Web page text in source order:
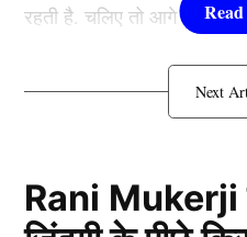
रहती है. चलिए तो आगे जानते
कौन हैंBollywood
Padukone)
Rani Mukerji